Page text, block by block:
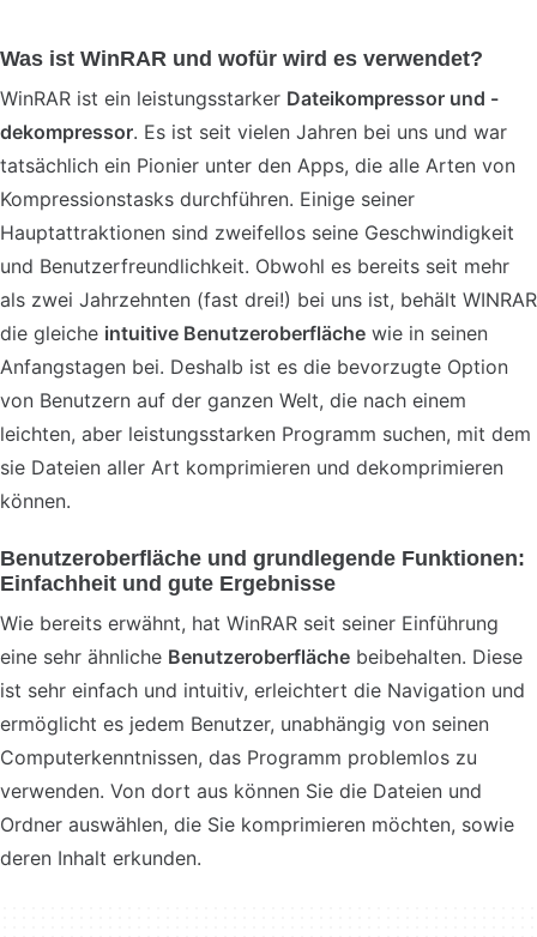
Was ist WinRAR und wofür wird es verwendet?
WinRAR ist ein leistungsstarker Dateikompressor und -
dekompressor. Es ist seit vielen Jahren bei uns und war
tatsächlich ein Pionier unter den Apps, die alle Arten von
Kompressionstasks durchführen. Einige seiner
Hauptattraktionen sind zweifellos seine Geschwindigkeit
und Benutzerfreundlichkeit. Obwohl es bereits seit mehr
als zwei Jahrzehnten (fast drei!) bei uns ist, behält WINRAR
die gleiche intuitive Benutzeroberfläche wie in seinen
Anfangstagen bei. Deshalb ist es die bevorzugte Option
von Benutzern auf der ganzen Welt, die nach einem
leichten, aber leistungsstarken Programm suchen, mit dem
sie Dateien aller Art komprimieren und dekomprimieren
können.
Benutzeroberfläche und grundlegende Funktionen:
Einfachheit und gute Ergebnisse
Wie bereits erwähnt, hat WinRAR seit seiner Einführung
eine sehr ähnliche Benutzeroberfläche beibehalten. Diese
ist sehr einfach und intuitiv, erleichtert die Navigation und
ermöglicht es jedem Benutzer, unabhängig von seinen
Computerkenntnissen, das Programm problemlos zu
verwenden. Von dort aus können Sie die Dateien und
Ordner auswählen, die Sie komprimieren möchten, sowie
deren Inhalt erkunden.